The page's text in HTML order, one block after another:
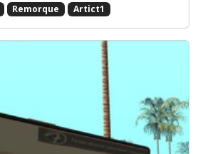
Remorque Artict1